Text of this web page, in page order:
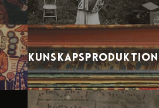
Kunskapsproduktion